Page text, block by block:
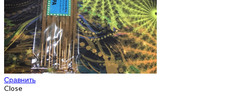
Сравнить
Close